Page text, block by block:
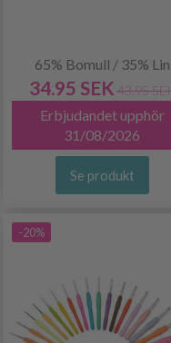
65% Bomull / 35% Lin
34.95 SEK 43.95
Erbjudandet upphör
31/08/2026
Se produkt
-20%